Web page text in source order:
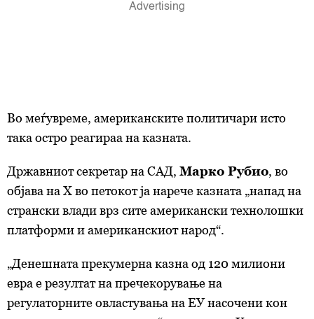
Во меѓувреме, американските политичари исто
така остро реагираа на казната.
Државниот секретар на САД, Марко Рубио, во
објава на X во петокот ја нарече казната „напад на
странски влади врз сите американски технолошки
платформи и американскиот народ“.
„Денешната прекумерна казна од 120 милиони
евра е резултат на пречекорување на
регулаторните овластувања на ЕУ насочени кон